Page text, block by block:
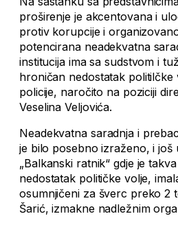
proširenje je akcentovana i
protiv korupcije i
potencirana neadekvatna
institucija ima sa sudstvom i
hroničan nedostatak politilčke
policije, naročito na poziciji
Veselina Veljovića.
Neadekvatna saradnja i
je bilo posebno izraženo, i još
„Balkanski ratnik“ gdje je
nedostatak političke volje,
osumnjičeni za šverc preko 2
Šarić, izmakne nadležnim